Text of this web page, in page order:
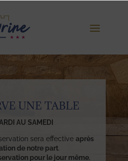
UNE TABLE
AU SAMEDI
sera effectiveaprès
de notre part.
pour le jour même,